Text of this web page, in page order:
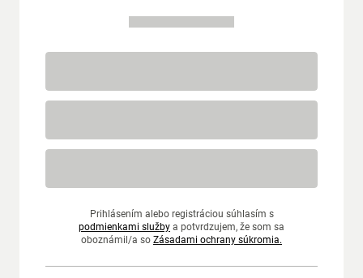
Prihlásením alebo registráciou súhlasím s
podmienkami služby a potvrdzujem, že som sa
oboznámil/a so Zásadami ochrany súkromia.